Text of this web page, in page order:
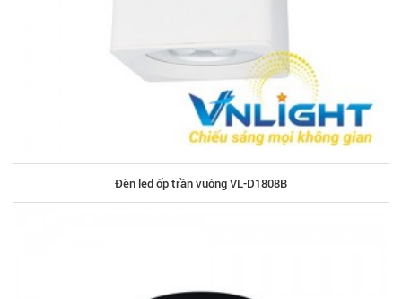
Đèn led ốp trần vuông VL-D1808B